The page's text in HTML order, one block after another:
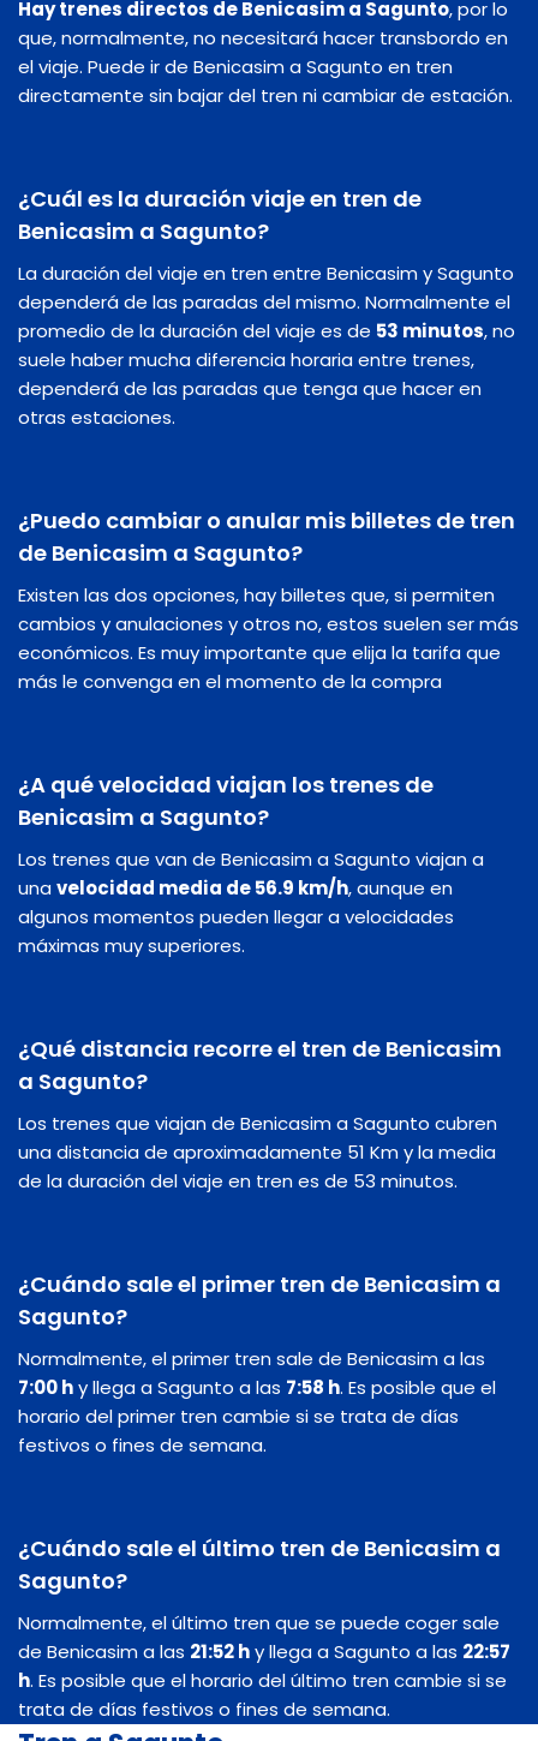
Hay trenes directos de Benicasim a Sagunto, por lo
que, normalmente, no necesitará hacer transbordo en
el viaje. Puede ir de Benicasim a Sagunto en tren
directamente sin bajar del tren ni cambiar de estación.
¿Cuál es la duración viaje en tren de
Benicasim a Sagunto?
La duración del viaje en tren entre Benicasim y Sagunto
dependerá de las paradas del mismo. Normalmente el
promedio de la duración del viaje es de 53 minutos, no
suele haber mucha diferencia horaria entre trenes,
dependerá de las paradas que tenga que hacer en
otras estaciones.
¿Puedo cambiar o anular mis billetes de tren
de Benicasim a Sagunto?
Existen las dos opciones, hay billetes que, si permiten
cambios y anulaciones y otros no, estos suelen ser más
económicos. Es muy importante que elija la tarifa que
más le convenga en el momento de la compra
¿A qué velocidad viajan los trenes de
Benicasim a Sagunto?
Los trenes que van de Benicasim a Sagunto viajan a
unavelocidad media de 56.9 km/h, aunque en
algunos momentos pueden llegar a velocidades
máximas muy superiores.
¿Qué distancia recorre el tren de Benicasim
a Sagunto?
Los trenes que viajan de Benicasim a Sagunto cubren
una distancia de aproximadamente 51 Km y la media
de la duración del viaje en tren es de 53 minutos.
¿Cuándo sale el primer tren de Benicasim a
Sagunto?
Normalmente, el primer tren sale de Benicasim a las
7:00 hy llega a Sagunto a las 7:58 h. Es posible que el
horario del primer tren cambie si se trata de días
festivos o fines de semana.
¿Cuándo sale el último tren de Benicasim a
Sagunto?
Normalmente, el último tren que se puede coger sale
de Benicasim a las 21:52 hy llega a Sagunto a las 22:57
h. Es posible que el horario del último tren cambie si se
trata de días festivos o fines de semana.